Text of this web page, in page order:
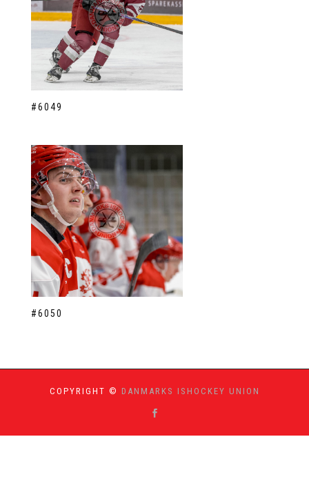
#6049
#6050
COPYRIGHT © DANMARKS ISHOCKEY UNION